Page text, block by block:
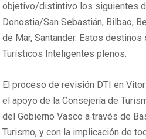
objetivo/distintivo los siguientes
Donostia/San Sebastián, Bilbao,
de Mar, Santander. Estos
Turísticos Inteligentes plenos.
El proceso de revisión DTI en
el apoyo de la Consejería de
del Gobierno Vasco a través de
Turismo, y con la implicación de